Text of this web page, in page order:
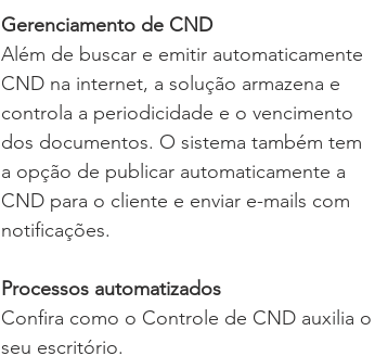
Gerenciamento de CND
Além de buscar e emitir automaticamente
CND na internet, a solução armazena e
controla a periodicidade e o vencimento
dos documentos. O sistema também tem
a opção de publicar automaticamente a
CND para o cliente e enviar e-mails com
notificações.
Processos automatizados
Confira como o Controle de CND auxilia o
seu escritório.